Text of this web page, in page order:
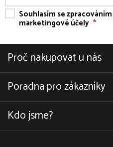
Souhlasím se zpracováním
marketingové účely *
Proč nakupovat u nás
Poradna pro zákazníky
Kdo jsme?